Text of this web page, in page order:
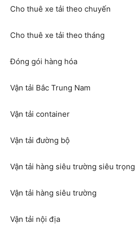
Cho thuê xe tải theo chuyến
Cho thuê xe tải theo tháng
Đóng gói hàng hóa
Vận tải Bắc Trung Nam
Vận tải container
Vận tải đường bộ
Vận tải hàng siêu trường siêu trọng
Vận tải hàng siêu trường
Vận tải nội địa